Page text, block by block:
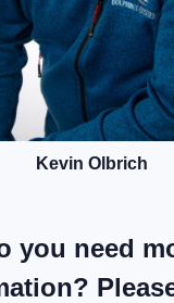
Kevin Olbrich
you need